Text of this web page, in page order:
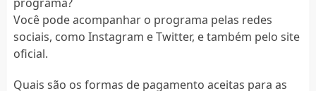
Você pode acompanhar o programa pelas redes
sociais, como Instagram e Twitter, e também pelo site
oficial.
Quais são os formas de pagamento aceitas para as